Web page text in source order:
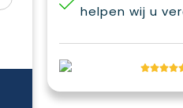
helpen wij u